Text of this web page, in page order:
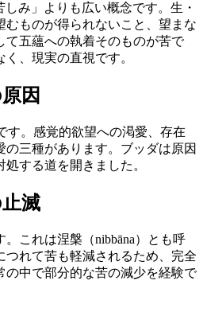
み」よりも広い概念です。生・
むものが得られないこと、望まな
て五蘊への執着そのものが苦で
、現実の直視です。
因
す。感覚的欲望への渇愛、存在
三種があります。ブッダは原因
する道を開きました。
滅
これは涅槃（nibbāna）とも呼
つれて苦も軽減されるため、完全
の中で部分的な苦の減少を経験で